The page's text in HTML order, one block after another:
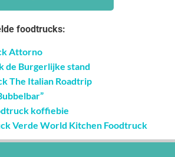
foodtrucks:
Attorno
de Burgerlijke stand
The Italian Roadtrip
koffiebie
Verde World Kitchen Foodtruck